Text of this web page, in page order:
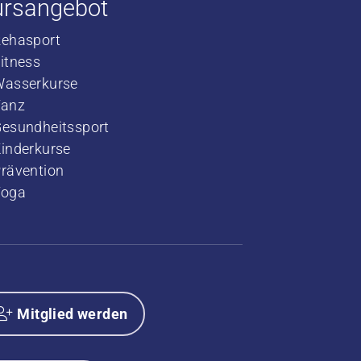
Mitglied werden